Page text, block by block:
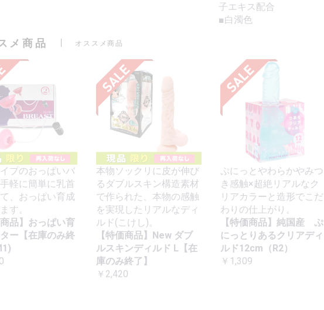
子エキス配合
■白濁色
メ商品 オススメ商品
プのおっぱいバ
軽に簡単に乳首
、おっぱい育成
す。
品】おっぱい育
ー【在庫のみ終
本物ソックリに皮が伸び
るダブルスキン構造素材
で作られた、本物の感触
を実現したリアルなディ
ルド(こけし)。
【特価商品】New ダブ
ルスキンディルド L【在
庫のみ終了】
￥2,420
ぷにっとやわらかやみつ
き感触×超絶リアルなク
リアカラーと造形でこだ
わりの仕上がり。
【特価商品】純国産 ぷ
にっとりあるクリアディ
ルド12cm（R2）
￥1,309